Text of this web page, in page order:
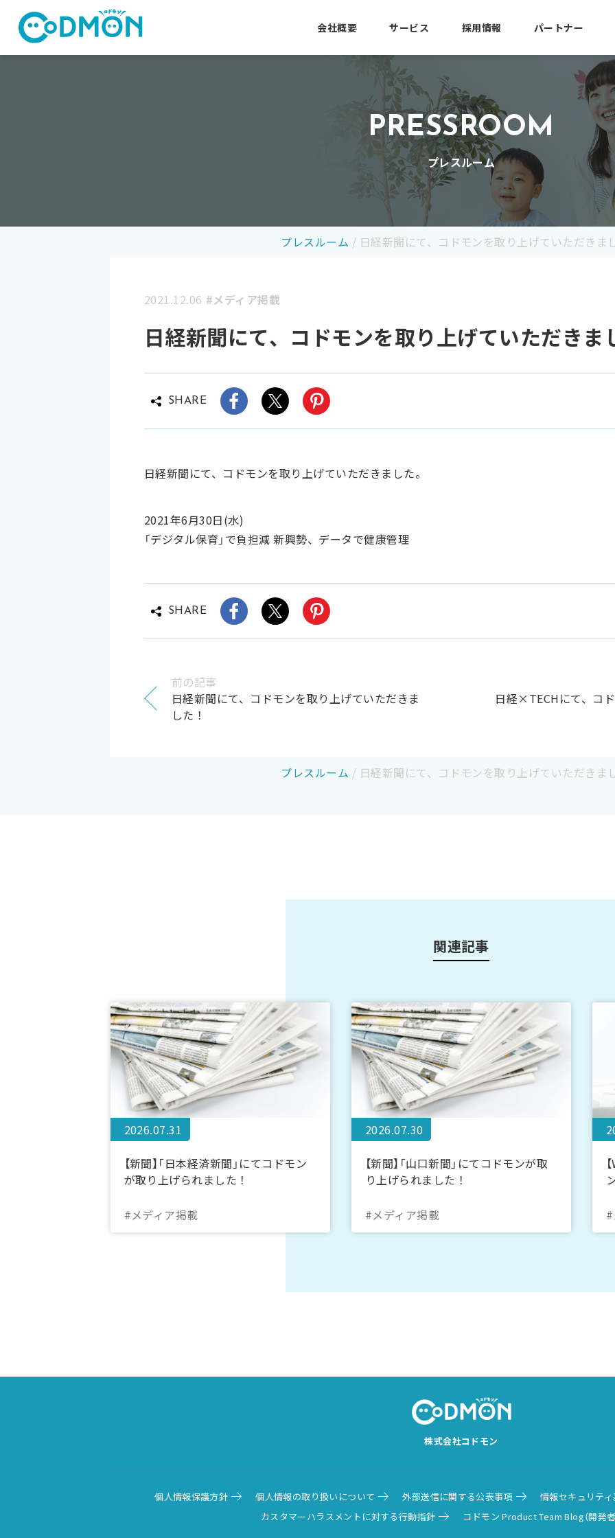
コドモン
会社概要 サービス 採用情報 パートナー
PRESSROOM
プレスルーム
プレスルーム / 日経新聞にて、コドモンを取り上げていただきま
2021.12.06 #メディア掲載
日経新聞にて、コドモンを取り上げていただきま
SHARE
日経新聞にて、コドモンを取り上げていただきました。
2021年6月30日(水)
「デジタル保育」で負担減 新興勢、データで健康管理
SHARE
前の記事
日経新聞にて、コドモンを取り上げていただきま
した！
日経×TECHにて、コ
プレスルーム / 日経新聞にて、コドモンを取り上げていただきま
関連記事
2026.07.31
【新聞】「日本経済新聞」にてコドモン
が取り上げられました！
#メディア掲載
2026.07.30
【新聞】「山口新聞」にてコドモンが取
り上げられました！
#メディア掲載
株式会社コドモン
個人情報保護方針 個人情報の取り扱いについて 外部送信に関する公表事項
情報セキュリテ
カスタマーハラスメントに対する行動指針
コドモン Product Team Blog（開発